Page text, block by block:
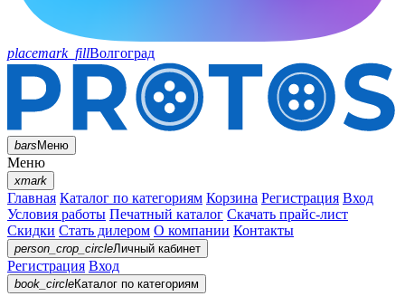
placemark_fillВолгоград
barsМеню
Меню
xmark
Главная Каталог по категориям Корзина Регистрация Вход
Условия работы Печатный каталог Скачать прайс-лист
Скидки Стать дилером О компании Контакты
person_crop_circleЛичный кабинет
Регистрация Вход
book_circleКаталог по категориям